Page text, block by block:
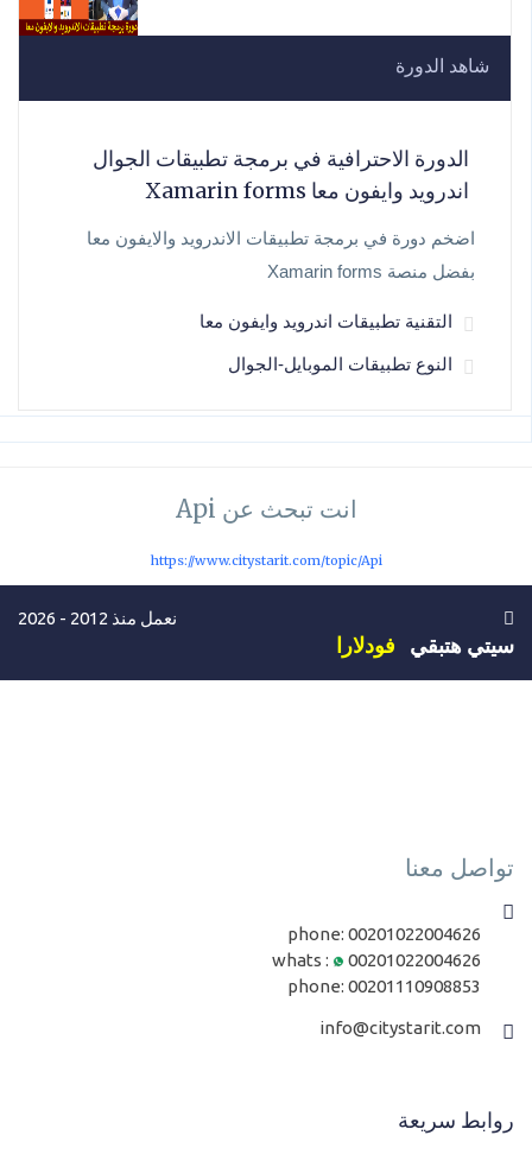
شاهد الدورة
الدورة الاحترافية في برمجة تطبيقات الجوال
اندرويد وايفون معا Xamarin forms
اضخم دورة في برمجة تطبيقات الاندرويد والايفون معا
بفضل منصة Xamarin forms
التقنية تطبيقات اندرويد وايفون معا
النوع تطبيقات الموبايل-الجوال
انت تبحث عن Api
https://www.citystarit.com/topic/Api
نعمل منذ 2012 - 2026
سيتي هتبقي فودلارا
تواصل معنا
phone: 00201022004626
whats :
00201022004626
phone: 00201110908853
info@citystarit.com
روابط سريعة